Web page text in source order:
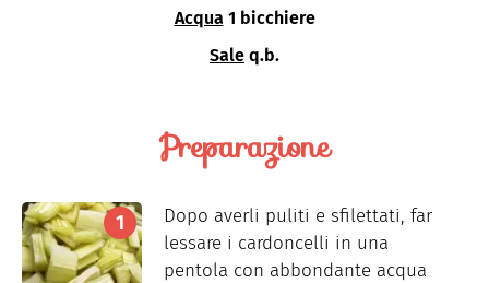
Acqua 1 bicchiere
Sale q.b.
Preparazione
Dopo averli puliti e sfilettati, far
lessare i cardoncelli in una
pentola con abbondante acqua